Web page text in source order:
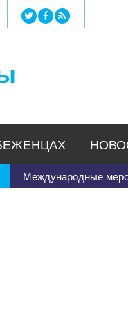
Jump to navigation
Международные